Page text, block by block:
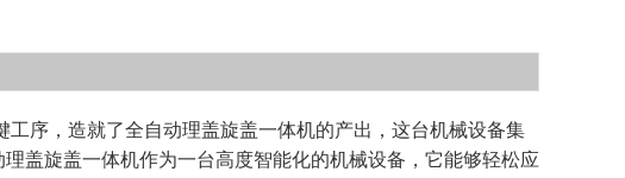
序，造就了全自动理盖旋盖一体机的产出，这台机械设备集
盖旋盖一体机作为一台高度智能化的机械设备，它能够轻松应